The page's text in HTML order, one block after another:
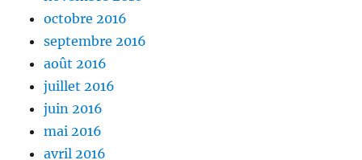
octobre 2016
septembre 2016
août 2016
juillet 2016
juin 2016
mai 2016
avril 2016